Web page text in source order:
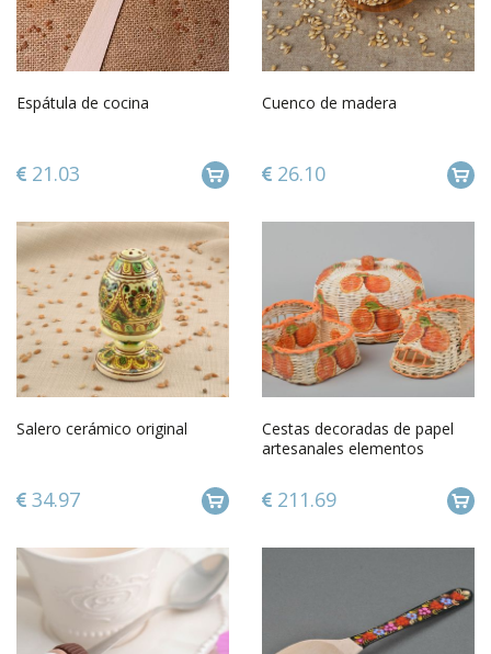
Espátula de cocina
21.03
Cuenco de madera
26.10
Salero cerámico original
34.97
Cestas decoradas de papel
artesanales elementos
211.69